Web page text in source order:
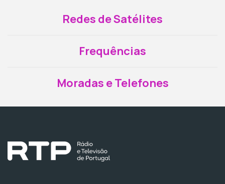
Redes de Satélites
Frequências
Moradas e Telefones